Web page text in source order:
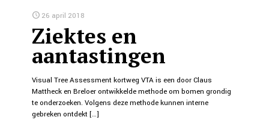
26 april 2018
Ziektes en
aantastingen
Visual Tree Assessment kortweg VTA is een door Claus
Mattheck en Breloer ontwikkelde methode om bomen grondig
te onderzoeken. Volgens deze methode kunnen interne
gebreken ontdekt[…]